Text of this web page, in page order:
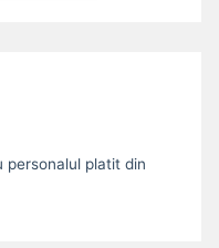
personalul platit din